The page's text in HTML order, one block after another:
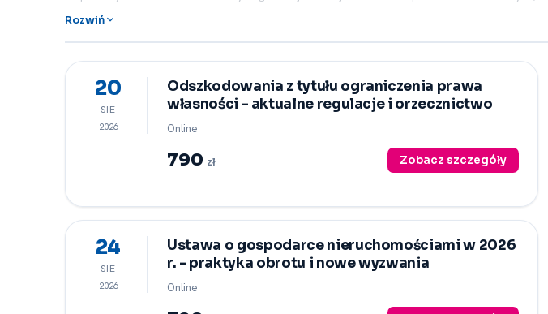
pomoc publiczna w podatku od nieruchomości i inne. Nasi prelegenci to praktycy
Organizujemy również kursy zamknięte dostosowując każdorazowo program do
sprzedaży mieszkań, użytkowania wieczystego i wywłaszczeń, dlatego nie zwlekaj i zapisz
Rozwiń
20
SIE
2026
Odszkodowania z tytułu ograniczenia prawa
własności -⁠ aktualne regulacje i orzecznictwo
Online
790 zł Zobacz szczegóły
24
SIE
2026
Ustawa o gospodarce nieruchomościami w 2026
r. -⁠ praktyka obrotu i nowe wyzwania
Online